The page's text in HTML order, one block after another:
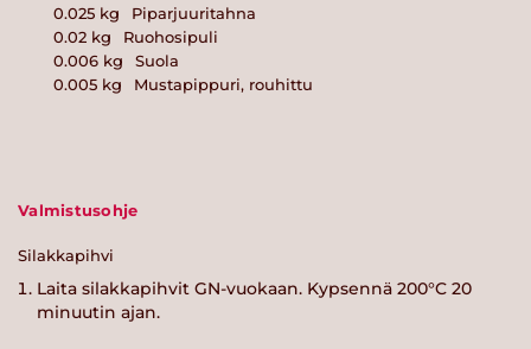
0.025 kg
Piparjuuritahna
0.02 kg
Ruohosipuli
0.006 kg
Suola
0.005 kg Mustapippuri, rouhittu
Valmistusohje
Silakkapihvi
Laita silakkapihvit GN-vuokaan. Kypsennä 200°C 20
minuutin ajan.